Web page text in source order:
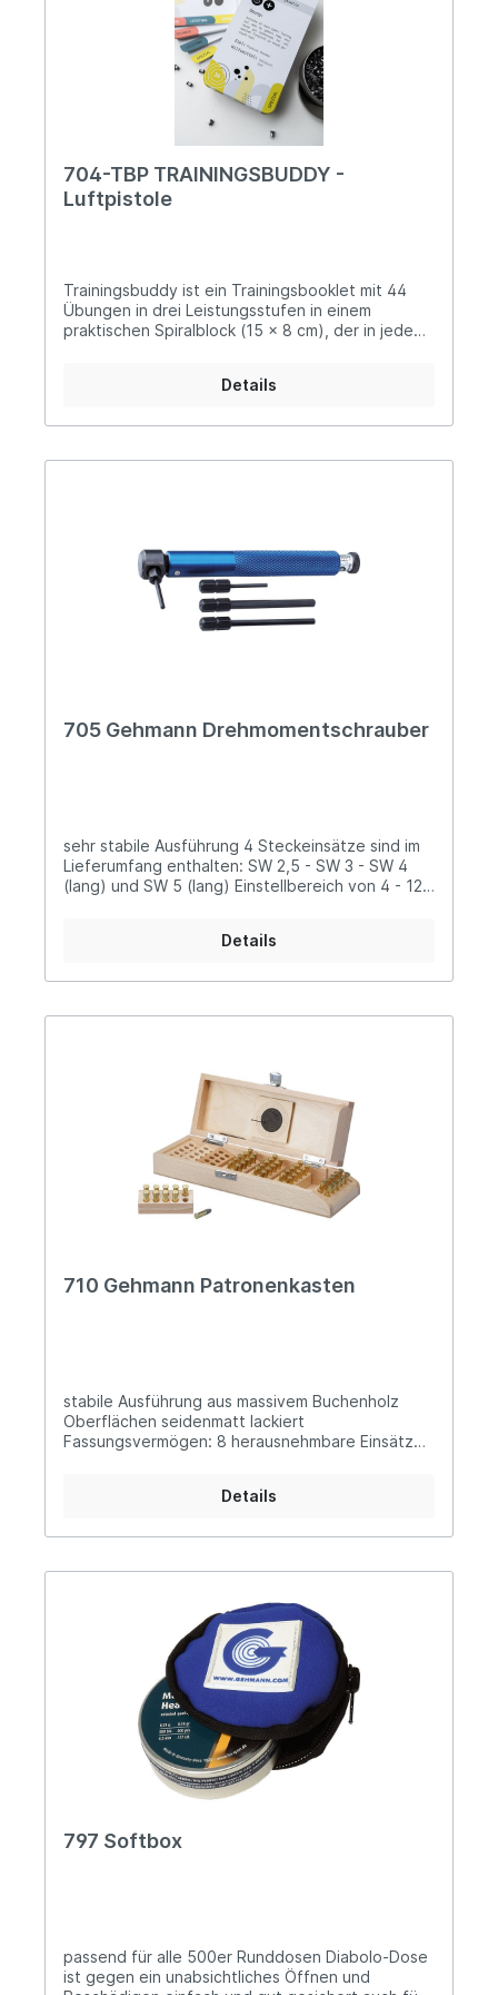
Auflageschützen geeignet.
704-TBP TRAININGSBUDDY -
Luftpistole
Trainingsbuddy ist ein Trainingsbooklet mit 44
Übungen in drei Leistungsstufen in einem
praktischen Spiralblock (15 x 8 cm), der in jede
sondern auch zahlreiche neu entwickelte
auch den Profi ansprechen. Übungen in vier
Ein Großteil der Übungen ist auch für
Auflageschützen geeignet.
Details
705 Gehmann Drehmomentschrauber
sehr stabile Ausführung 4 Steckeinsätze sind im
Lieferumfang enthalten: SW 2,5 - SW 3 - SW 4
(lang) und SW 5 (lang) Einstellbereich von 4 - 12
Details
710 Gehmann Patronenkasten
stabile Ausführung aus massivem Buchenholz
Oberflächen seidenmatt lackiert
Fassungsvermögen: 8 herausnehmbare Einsätze
mittleren Treffpunktlage ist mittels der
Deckel angebrachten Scheibe leicht möglich
Details
797 Softbox
passend für alle 500er Runddosen Diabolo-Dose
ist gegen ein unabsichtliches Öffnen und